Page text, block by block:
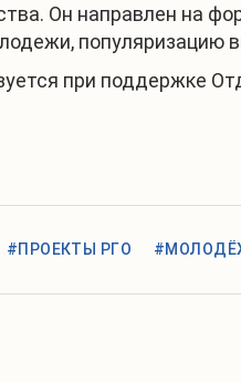
Он направлен на
популяризацию
при поддержке
#ПРОЕКТЫ РГО